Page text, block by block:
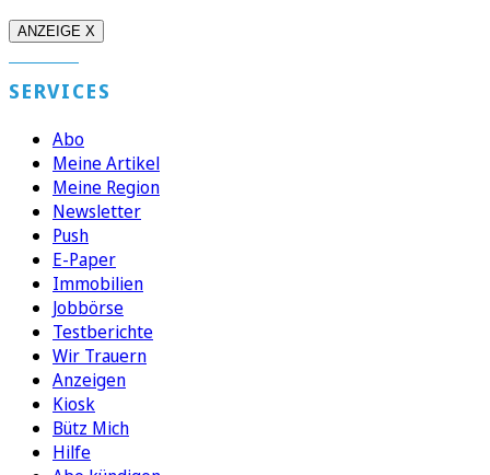
ANZEIGE X
SERVICES
Abo
Meine Artikel
Meine Region
Newsletter
Push
E-Paper
Immobilien
Jobbörse
Testberichte
Wir Trauern
Anzeigen
Kiosk
Bütz Mich
Hilfe